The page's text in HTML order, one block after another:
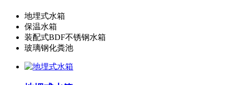
地埋式水箱
保温水箱
装配式BDF不锈钢水箱
玻璃钢化粪池